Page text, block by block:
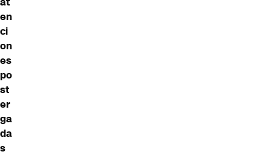
en
ci
on
es
po
st
er
ga
da
s